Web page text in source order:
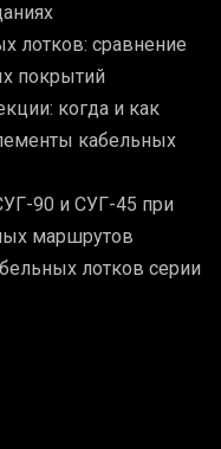
лотков: сравнение
покрытий
когда и как
кабельных
90 и СУГ-45 при
маршрутов
лотков серии